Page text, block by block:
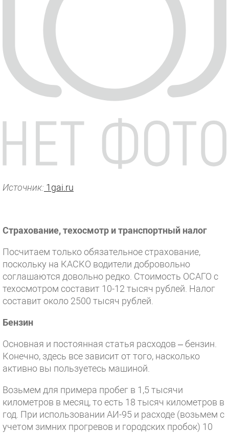
Источник: 1gai.ru
Страхование, техосмотр и транспортный налог
Посчитаем только обязательное страхование,
поскольку на КАСКО водители добровольно
соглашаются довольно редко. Стоимость ОСАГО с
техосмотром составит 10-12 тысяч рублей. Налог
составит около 2500 тысяч рублей.
Бензин
Основная и постоянная статья расходов – бензин.
Конечно, здесь все зависит от того, насколько
активно вы пользуетесь машиной.
Возьмем для примера пробег в 1,5 тысячи
километров в месяц, то есть 18 тысяч километров в
год. При использовании АИ-95 и расходе (возьмем с
учетом зимних прогревов и городских пробок) 10